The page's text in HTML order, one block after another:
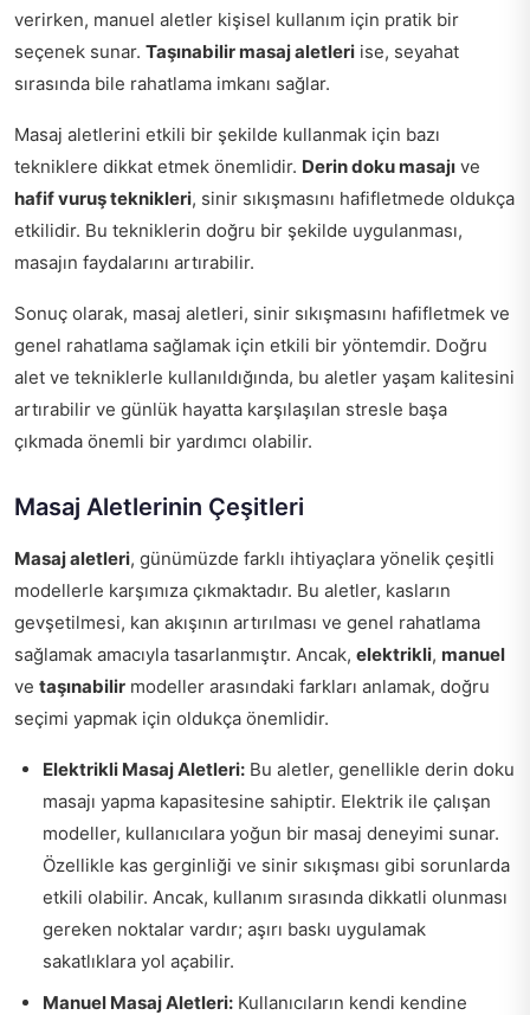
verirken, manuel aletler kişisel kullanım için pratik bir
seçenek sunar. Taşınabilir masaj aletleri ise, seyahat
sırasında bile rahatlama imkanı sağlar.
Masaj aletlerini etkili bir şekilde kullanmak için bazı
tekniklere dikkat etmek önemlidir. Derin doku masajı ve
hafif vuruş teknikleri, sinir sıkışmasını hafifletmede oldukça
etkilidir. Bu tekniklerin doğru bir şekilde uygulanması,
masajın faydalarını artırabilir.
Sonuç olarak, masaj aletleri, sinir sıkışmasını hafifletmek ve
genel rahatlama sağlamak için etkili bir yöntemdir. Doğru
alet ve tekniklerle kullanıldığında, bu aletler yaşam kalitesini
artırabilir ve günlük hayatta karşılaşılan stresle başa
çıkmada önemli bir yardımcı olabilir.
Masaj Aletlerinin Çeşitleri
Masaj aletleri, günümüzde farklı ihtiyaçlara yönelik çeşitli
modellerle karşımıza çıkmaktadır. Bu aletler, kasların
gevşetilmesi, kan akışının artırılması ve genel rahatlama
sağlamak amacıyla tasarlanmıştır. Ancak, elektrikli, manuel
ve taşınabilir modeller arasındaki farkları anlamak, doğru
seçimi yapmak için oldukça önemlidir.
Elektrikli Masaj Aletleri: Bu aletler, genellikle derin doku
masajı yapma kapasitesine sahiptir. Elektrik ile çalışan
modeller, kullanıcılara yoğun bir masaj deneyimi sunar.
Özellikle kas gerginliği ve sinir sıkışması gibi sorunlarda
etkili olabilir. Ancak, kullanım sırasında dikkatli olunması
gereken noktalar vardır; aşırı baskı uygulamak
sakatlıklara yol açabilir.
Manuel Masaj Aletleri: Kullanıcıların kendi kendine